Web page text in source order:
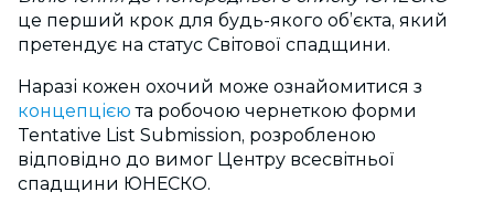
це перший крок для будь-якого об’єкта, який
претендує на статус Світової спадщини.
Наразі кожен охочий може ознайомитися з
концепцією та робочою чернеткою форми
Tentative List Submission, розробленою
відповідно до вимог Центру всесвітньої
спадщини ЮНЕСКО.